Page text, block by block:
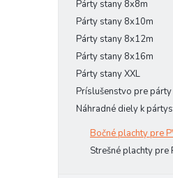
Párty stany 8x8m
Párty stany 8x10m
Párty stany 8x12m
Párty stany 8x16m
Párty stany XXL
Príslušenstvo pre
Náhradné diely k
Bočné plachty pre
Strešné plachty pre